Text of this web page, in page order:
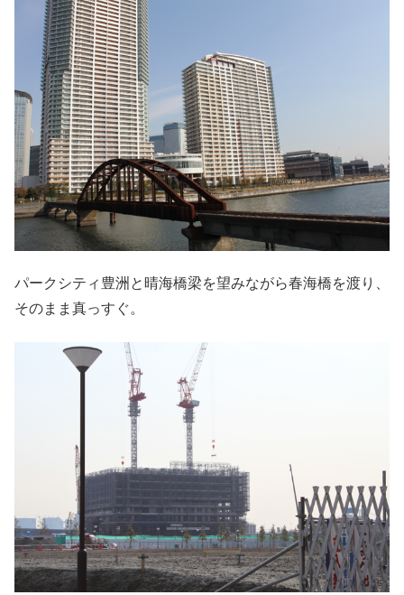
パークシティ豊洲と晴海橋梁を望みながら春海橋を渡り、
そのまま真っすぐ。